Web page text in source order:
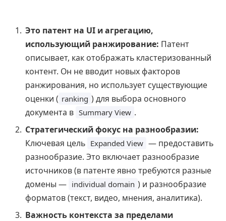
Это патент на UI и агрегацию,
использующий ранжирование: Патент
описывает, как отображать кластеризованный
контент. Он не вводит новых факторов
ранжирования, но использует существующие
оценки ( ranking ) для выбора основного
документа в Summary View .
Стратегический фокус на разнообразии:
Ключевая цель Expanded View — предоставить
разнообразие. Это включает разнообразие
источников (в патенте явно требуются разные
домены — individual domain ) и разнообразие
форматов (текст, видео, мнения, аналитика).
Важность контекста за пределами